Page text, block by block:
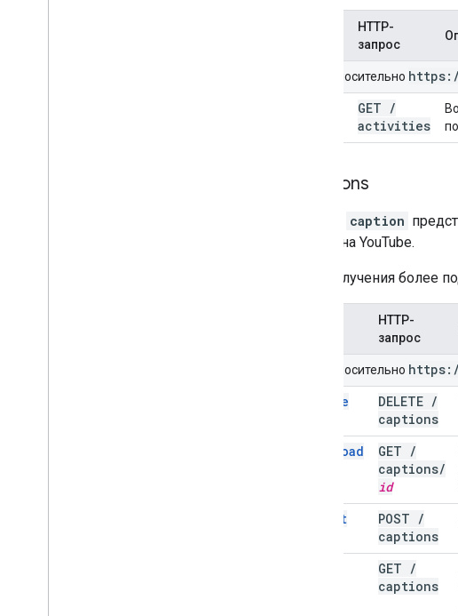
HTTP-
запрос
URI относительно https: /
GET /
activities
Captions
caption
видео на YouTube.
Для получения более
HTTP-
запрос
URI относительно https: /
delete
DELETE /
captions
download GET /
captions/
id
insert POST /
captions
GET /
captions